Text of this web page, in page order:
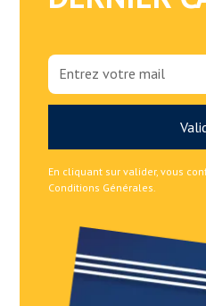
En cliquant sur valider, vous
Conditions Générales.